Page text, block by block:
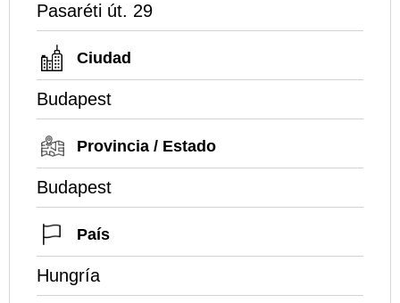
Pasaréti út. 29
Ciudad
Budapest
Provincia / Estado
Budapest
País
Hungría